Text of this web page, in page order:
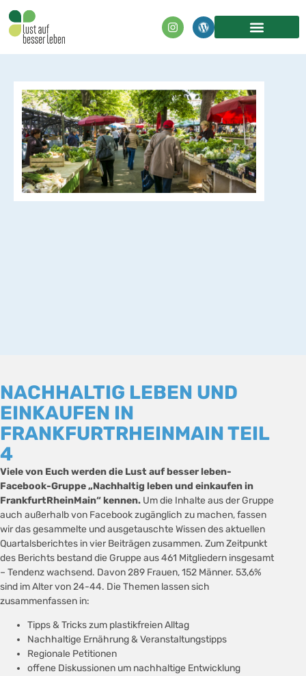
NACHHALTIG LEBEN UND
EINKAUFEN IN
FRANKFURTRHEINMAIN TEIL
4
Viele von Euch werden die Lust auf besser leben-
Facebook-Gruppe „Nachhaltig leben und einkaufen in
FrankfurtRheinMain“ kennen. Um die Inhalte aus der Gruppe
auch außerhalb von Facebook zugänglich zu machen, fassen
wir das gesammelte und ausgetauschte Wissen des aktuellen
Quartalsberichtes in vier Beiträgen zusammen. Zum Zeitpunkt
des Berichts bestand die Gruppe aus 461 Mitgliedern insgesamt
– Tendenz wachsend. Davon 289 Frauen, 152 Männer. 53,6%
sind im Alter von 24-44. Die Themen lassen sich
zusammenfassen in:
Tipps & Tricks zum plastikfreien Alltag
Nachhaltige Ernährung & Veranstaltungstipps
Regionale Petitionen
offene Diskussionen um nachhaltige Entwicklung